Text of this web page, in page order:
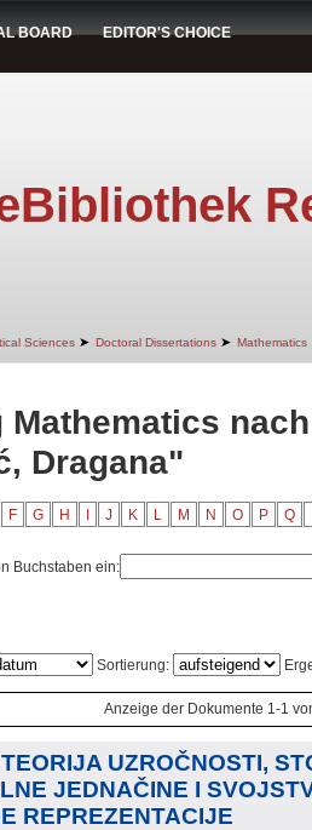
BOARD EDITOR'S CHOICE
Sciences ➤ Doctoral Dissertations ➤ Mathematics
Dragana"
F G H J K L M N O P Q
Buchstaben ein:
Sortierung:
Anzeige der Dokumente 1-1
UZROČNOSTI,
JEDNAČINE I
REPREZENTACIJE